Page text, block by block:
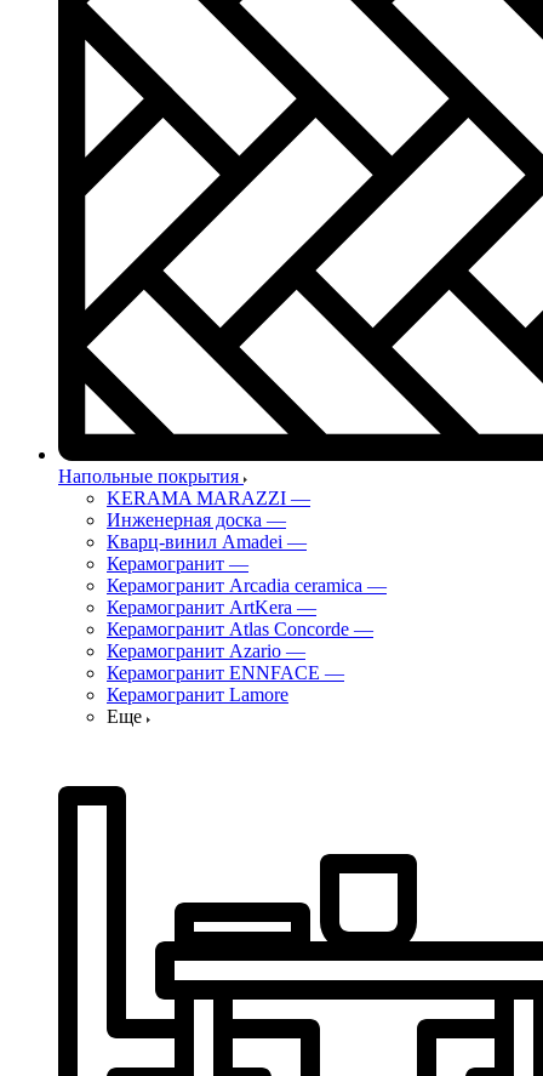
Напольные покрытия
KERAMA MARAZZI —
Инженерная доска —
Кварц-винил Amadei —
Керамогранит —
Керамогранит Arcadia ceramica —
Керамогранит ArtKera —
Керамогранит Atlas Concorde —
Керамогранит Azario —
Керамогранит ENNFACE —
Керамогранит Lamore
Еще